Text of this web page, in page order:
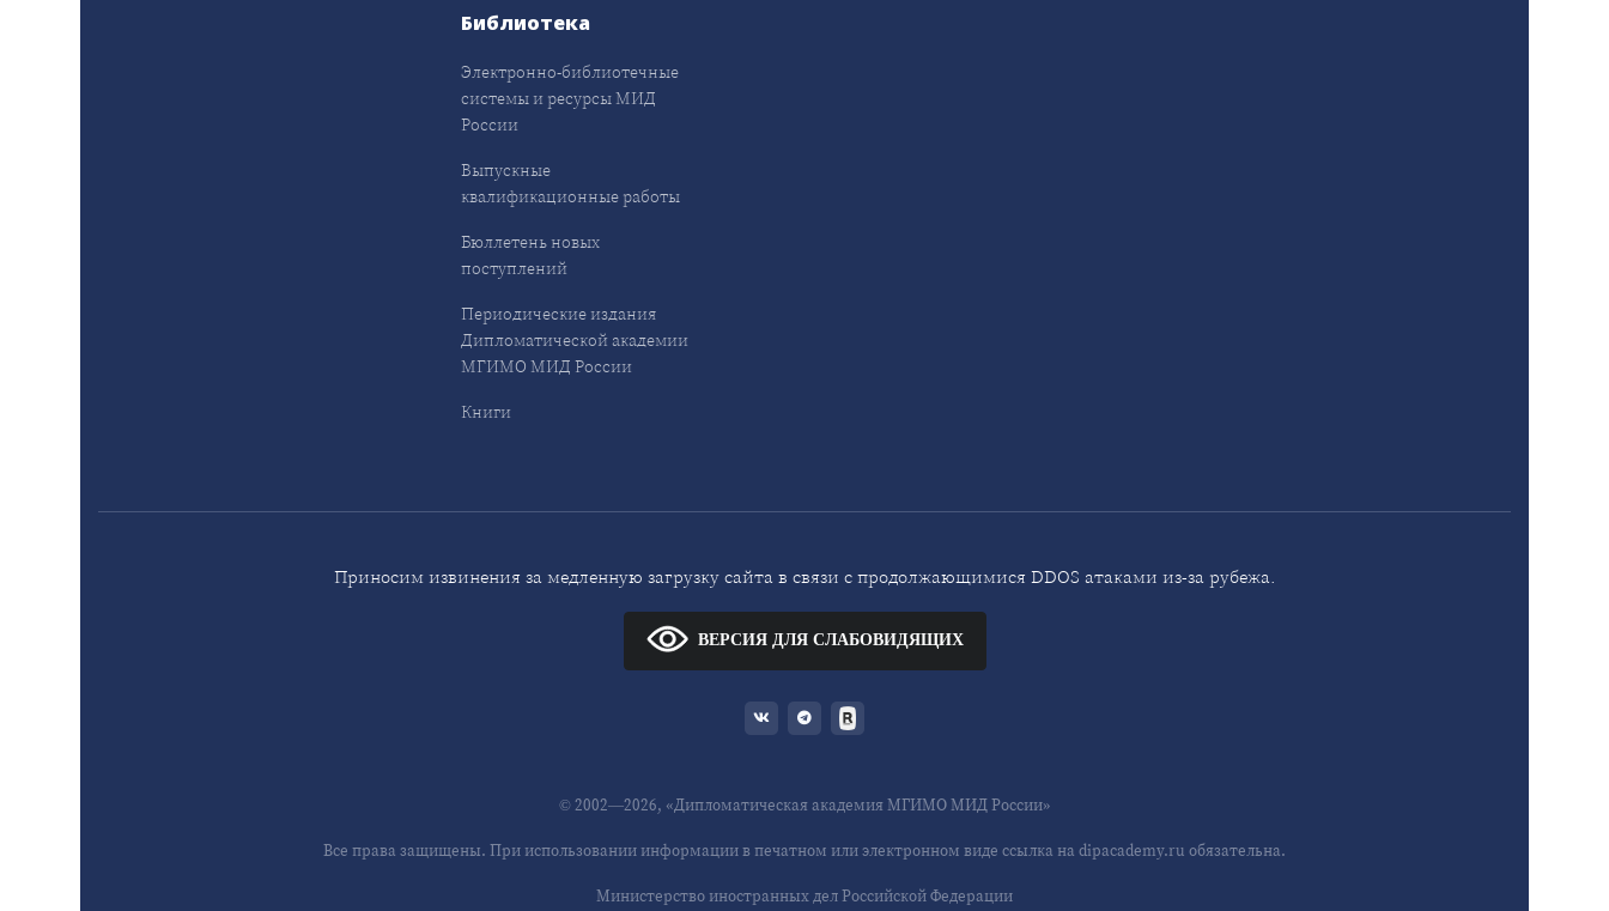
Библиотека
Электронно-библиотечные
системы и ресурсы МИД
России
Выпускные
квалификационные работы
Бюллетень новых
поступлений
Периодические издания
Дипломатической академии
МГИМО МИД России
Книги
Приносим извинения за медленную загрузку сайта в связи с продолжающимися DDOS атаками из-за рубежа.
ВЕРСИЯ ДЛЯ СЛАБОВИДЯЩИХ
© 2002—2026, «Дипломатическая академия МГИМО МИД России»
Все права защищены. При использовании информации в печатном или электронном виде ссылка на dipacademy.ru обязательна.
Министерство иностранных дел Российской Федерации